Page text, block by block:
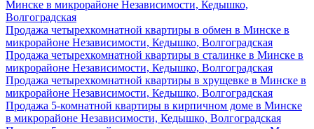
Минске в микрорайоне Независимости, Кедышко,
Волгоградская
Продажа четырехкомнатной квартиры в обмен в Минске в
микрорайоне Независимости, Кедышко, Волгоградская
Продажа четырехкомнатной квартиры в сталинке в Минске в
микрорайоне Независимости, Кедышко, Волгоградская
Продажа четырехкомнатной квартиры в хрущевке в Минске в
микрорайоне Независимости, Кедышко, Волгоградская
Продажа 5-комнатной квартиры в кирпичном доме в Минске
в микрорайоне Независимости, Кедышко, Волгоградская